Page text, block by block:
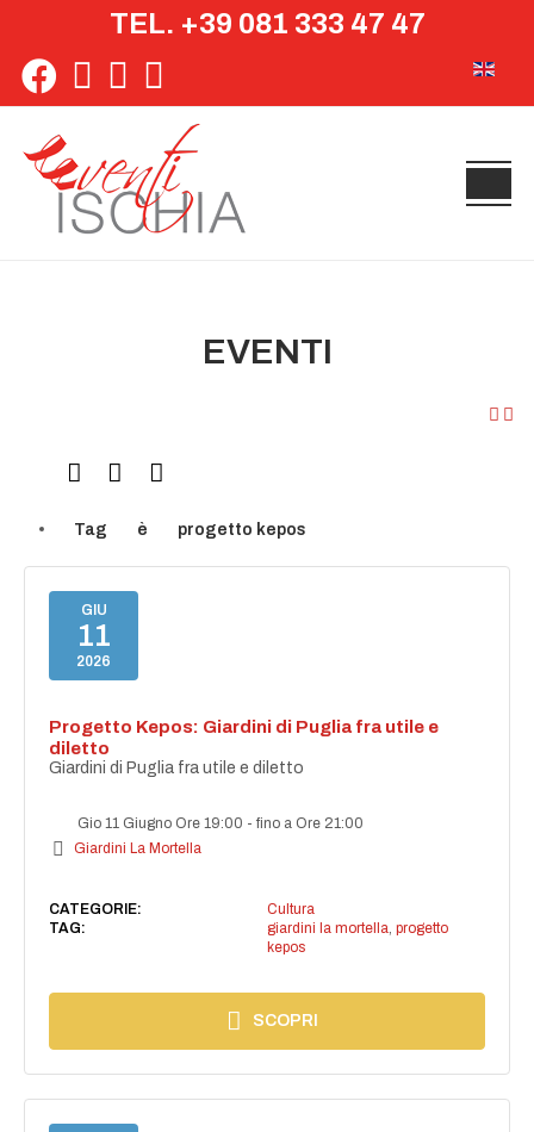
TEL. +39 081 333 47 47
EVENTI
Tag è progetto kepos
GIU
11
2026
Progetto Kepos: Giardini di Puglia fra utile e
diletto
Giardini di Puglia fra utile e diletto
Gio 11 Giugno Ore 19:00 -fino a Ore 21:00
Giardini La Mortella
CATEGORIE:
Cultura
TAG:
giardini la mortella, progetto
kepos
SCOPRI